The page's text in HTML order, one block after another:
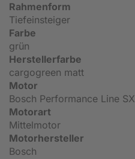
Rahmenform
Tiefeinsteiger
Farbe
grün
Herstellerfarbe
cargogreen matt
Motor
Bosch Performance Line SX
Motorart
Mittelmotor
Motorhersteller
Bosch